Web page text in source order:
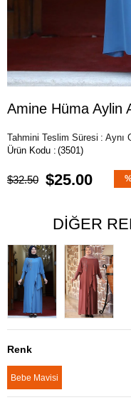
Amine Hüma Aylin
Tahmini Teslim Süresi : Aynı
(3501)
$32.50 $25.00
DIĞER
Renk
Bebe Mavisi